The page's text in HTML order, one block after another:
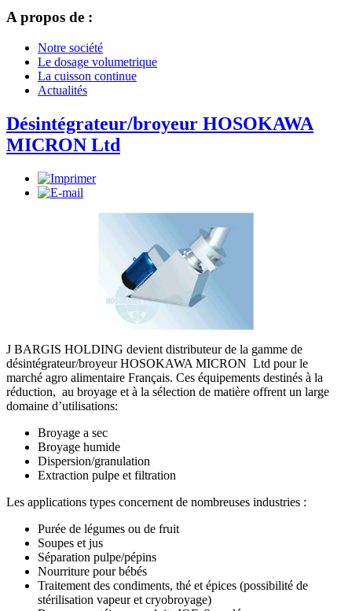
A propos de :
Notre société
Le dosage volumetrique
La cuisson continue
Actualités
Désintégrateur/broyeur HOSOKAWA
MICRON Ltd
J BARGIS HOLDING devient distributeur de la gamme de
désintégrateur/broyeur HOSOKAWA MICRON Ltd pour le
marché agro alimentaire Français. Ces équipements destinés à la
réduction, au broyage et à la sélection de matière offrent un large
domaine d’utilisations:
Broyage a sec
Broyage humide
Dispersion/granulation
Extraction pulpe et filtration
Les applications types concernent de nombreuses industries :
Purée de légumes ou de fruit
Soupes et jus
Séparation pulpe/pépins
Nourriture pour bébés
Traitement des condiments, thé et épices (possibilité de
stérilisation vapeur et cryobroyage)